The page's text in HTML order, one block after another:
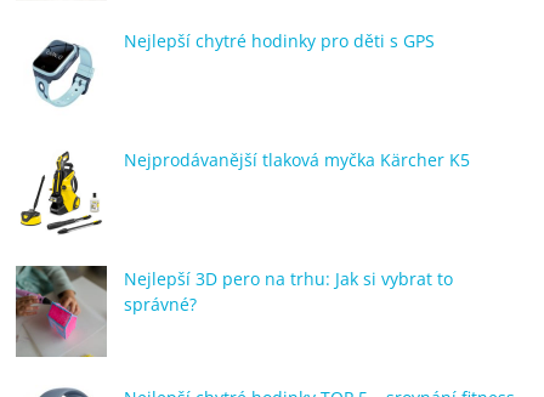
Elektro
OK,
recenze,
televize,
notebooky,
mobilní
kávovary,
bazény
Nejlepší chytré hodinky pro děti s GPS
Nejprodávanější tlaková myčka Kärcher K5
Nejlepší 3D pero na trhu: Jak si vybrat to
správné?